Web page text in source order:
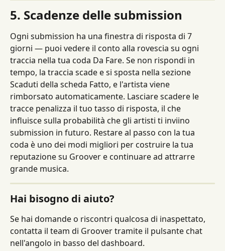
5. Scadenze delle submission
Ogni submission ha una finestra di risposta di 7
giorni — puoi vedere il conto alla rovescia su ogni
traccia nella tua coda Da Fare. Se non rispondi in
tempo, la traccia scade e si sposta nella sezione
Scaduti della scheda Fatto, e l'artista viene
rimborsato automaticamente. Lasciare scadere le
tracce penalizza il tuo tasso di risposta, il che
influisce sulla probabilità che gli artisti ti inviino
submission in futuro. Restare al passo con la tua
coda è uno dei modi migliori per costruire la tua
reputazione su Groover e continuare ad attrarre
grande musica.
Hai bisogno di aiuto?
Se hai domande o riscontri qualcosa di inaspettato,
contatta il team di Groover tramite il pulsante chat
nell'angolo in basso del dashboard.